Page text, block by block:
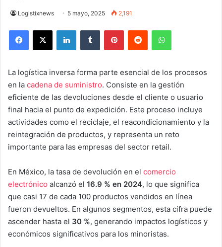
Logistixnews 5 mayo, 2025 2,191
La logística inversa forma parte esencial de los procesos
en la cadena de suministro. Consiste en la gestión
eficiente de las devoluciones desde el cliente o usuario
final hacia el punto de expedición. Este proceso incluye
actividades como el reciclaje, el reacondicionamiento y la
reintegración de productos, y representa un reto
importante para las empresas del sector retail.
En México, la tasa de devolución en el comercio
electrónico alcanzó el 16.9 % en 2024, lo que significa
que casi 17 de cada 100 productos vendidos en línea
fueron devueltos. En algunos segmentos, esta cifra puede
ascender hasta el 30 %, generando impactos logísticos y
económicos significativos para los minoristas.